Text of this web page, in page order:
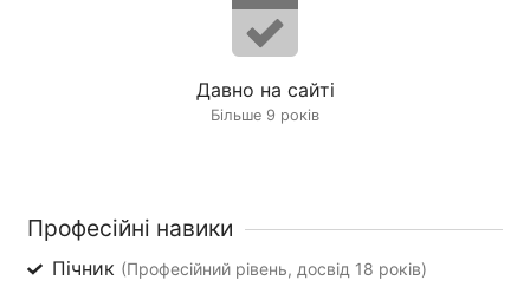
Давно на сайті
Більше 9 років
Професійні навики
Пічник (Професійний рівень, досвід 18 років)